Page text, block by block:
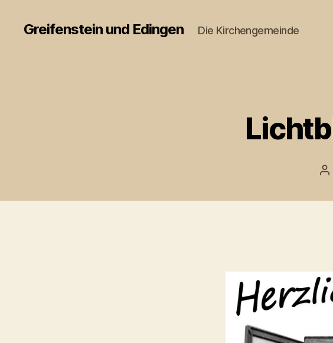
Greifenstein und Edingen Die Kirchengemeinde